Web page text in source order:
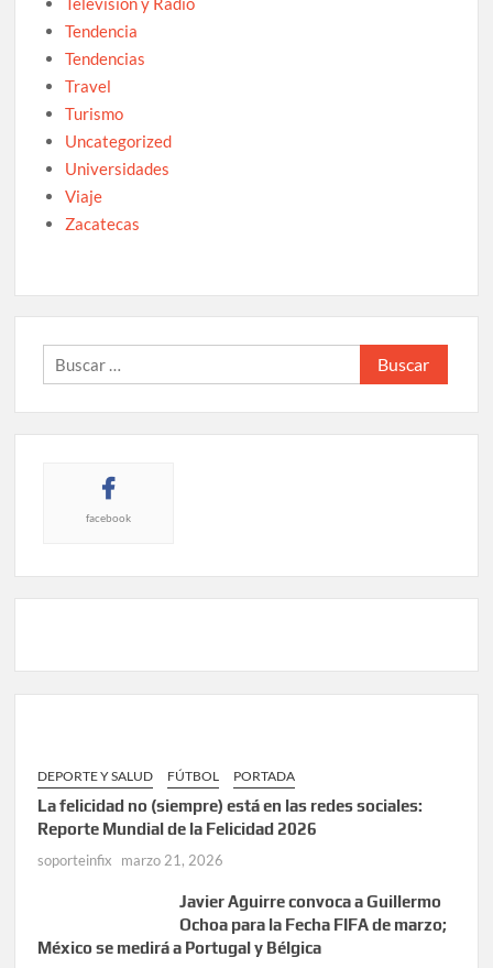
Tendencia
Tendencias
Travel
Turismo
Uncategorized
Universidades
Viaje
Zacatecas
Buscar:
facebook
DEPORTE Y SALUD FÚTBOL PORTADA
La felicidad no (siempre) está en las redes sociales:
Reporte Mundial de la Felicidad 2026
soporteinfix marzo 21, 2026
Javier Aguirre convoca a Guillermo
Ochoa para la Fecha FIFA de marzo;
México se medirá a Portugal y Bélgica